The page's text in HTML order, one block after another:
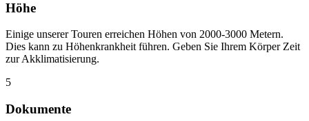
Höhe
Einige unserer Touren erreichen Höhen von 2000-3000 Metern.
Dies kann zu Höhenkrankheit führen. Geben Sie Ihrem Körper Zeit
zur Akklimatisierung.
5
Dokumente